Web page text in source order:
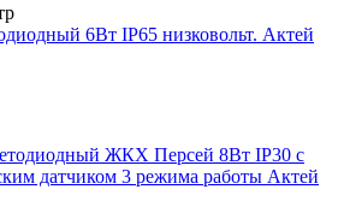
6Вт IP65 низковольт. Актей